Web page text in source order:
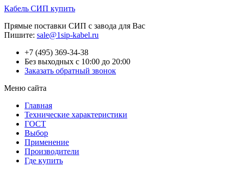
Кабель СИП купить
Прямые поставки СИП с завода для Вас
Пишите: sale@1sip-kabel.ru
+7 (495) 369-34-38
Без выходных с 10:00 до 20:00
Заказать обратный звонок
Меню сайта
Главная
Технические характеристики
ГОСТ
Выбор
Применение
Производители
Где купить